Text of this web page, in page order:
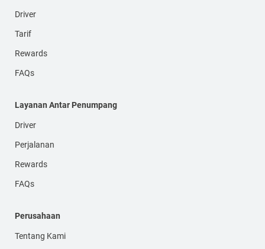
Driver
Tarif
Rewards
FAQs
Layanan Antar Penumpang
Driver
Perjalanan
Rewards
FAQs
Perusahaan
Tentang Kami